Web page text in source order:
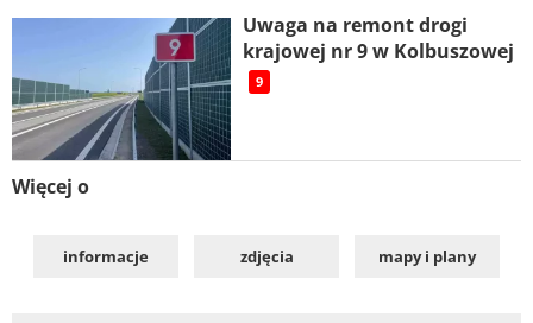
Uwaga na remont drogi
krajowej nr 9 w Kolbuszowej
9
Więcej o
informacje zdjęcia mapy i plany